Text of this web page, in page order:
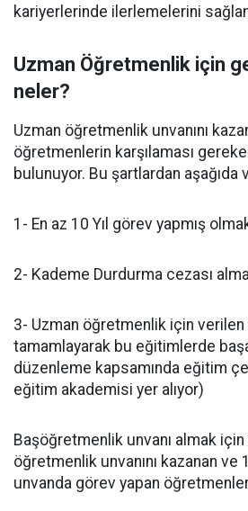
kariyerlerinde ilerlemelerini
Uzman Öğretmenlik için
neler?
Uzman öğretmenlik unvanını
öğretmenlerin karşılaması
bulunuyor. Bu şartlardan aşağıda
1- En az 10 Yıl görev yapmış
2- Kademe Durdurma cezası
3- Uzman öğretmenlik için
tamamlayarak bu eğitimlerde
düzenleme kapsamında eğitim
eğitim akademisi yer alıyor)
Başöğretmenlik unvanı almak
öğretmenlik unvanını kazanan ve
unvanda görev yapan